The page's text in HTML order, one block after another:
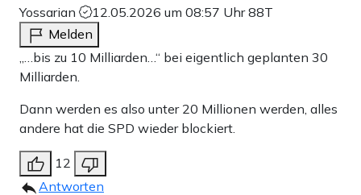
Yossarian
12.05.2026 um 08:57 Uhr88T
Melden
„…bis zu 10 Milliarden…“ bei eigentlich geplanten 30
Milliarden.
Dann werden es also unter 20 Millionen werden, alles
andere hat die SPD wieder blockiert.
12
Antworten